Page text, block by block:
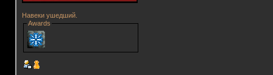
Навеки ушедший.
Awards